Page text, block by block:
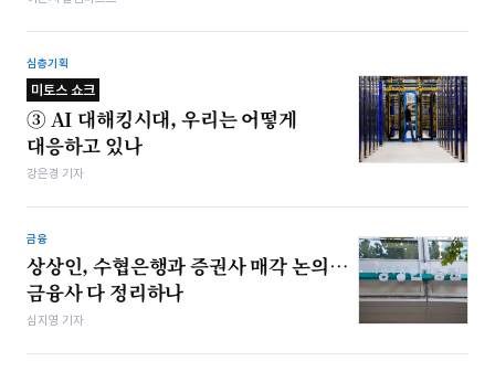
심층기획
미토스 쇼크
③ AI 대해킹시대, 우리는 어떻게
대응하고 있나
강은경 기자
금융
상상인, 수협은행과 증권사 매각 논의…
금융사 다 정리하나
심지영 기자